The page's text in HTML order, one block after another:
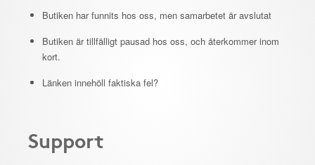
Butiken har funnits hos oss, men samarbetet är avslutat
Butiken är tillfälligt pausad hos oss, och återkommer inom
kort.
Länken innehöll faktiska fel?
Support